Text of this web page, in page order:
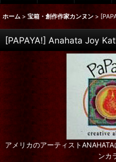
ホーム > 宝箱・創作作家カンヌン >
[PAPAYA!] Anahata Joy
アメリカのアーティスト
ンカ